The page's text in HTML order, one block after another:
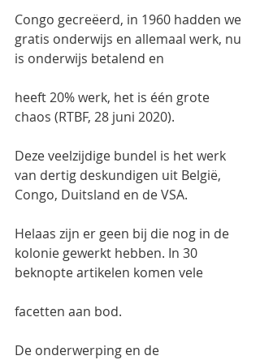
Congo gecreëerd, in 1960 hadden we
gratis onderwijs en allemaal werk, nu
is onderwijs betalend en
heeft 20% werk, het is één grote
chaos (RTBF, 28 juni 2020).
Deze veelzijdige bundel is het werk
van dertig deskundigen uit België,
Congo, Duitsland en de VSA.
Helaas zijn er geen bij die nog in de
kolonie gewerkt hebben. In 30
beknopte artikelen komen vele
facetten aan bod.
De onderwerping en de